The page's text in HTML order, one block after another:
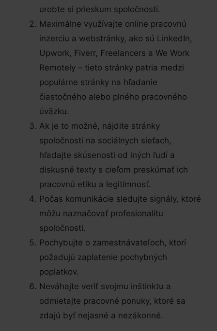
urobte si prieskum spoločnosti.
Maximálne využívajte online pracovnú
inzerciu a webstránky, ako sú LinkedIn,
Upwork, Fiverr, Freelancers a We Work
Remotely – tieto stránky patria medzi
populárne stránky na hľadanie
čiastočného alebo plného pracovného
úväzku.
Ak je to možné, nájdite stránky
spoločnosti na sociálnych sieťach,
hľadajte skúsenosti od iných ľudí a
diskusné texty s cieľom preskúmať ich
pracovnú etiku a legitímnosť.
Počas komunikácie sledujte signály, ktoré
môžu naznačovať profesionalitu
spoločnosti.
Pochybujte o zamestnávateľoch, ktorí
požadujú zaplatenie pochybných
poplatkov.
Neváhajte veriť svojmu inštinktu a
odmietajte pracovné ponuky, ktoré sa
zdajú byť nejasné a nezákonné.